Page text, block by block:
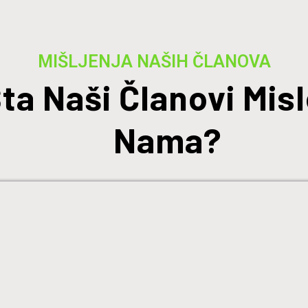
MIŠLJENJA NAŠIH ČLANOVA
Naši Članovi
Nama?